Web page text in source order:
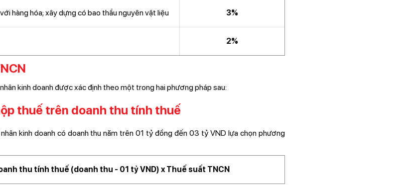
hàng hóa; xây dựng có bao thầu nguyên vật liệu 3%
2%
kinh doanh được xác định theo một trong hai phương pháp sau:
thuế trên doanh thu tính thuế
kinh doanh có doanh thu năm trên 01 tỷ đồng đến 03 tỷ VND lựa chọn phương
thu tính thuế (doanh thu - 01 tỷ VND) x Thuế suất TNCN